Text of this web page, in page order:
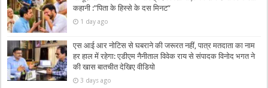
कहानी :”पिता के हिस्से के दस मिनट”
1 day ago
एस आई आर नोटिस से घबराने की जरूरत नहीं, पात्र मतदाता का नाम
हर हाल में रहेगा: एडीएम नैनीताल विवेक राय से संपादक विनोद भगत ने
की खास बातचीत देखिए वीडियो
3 days ago